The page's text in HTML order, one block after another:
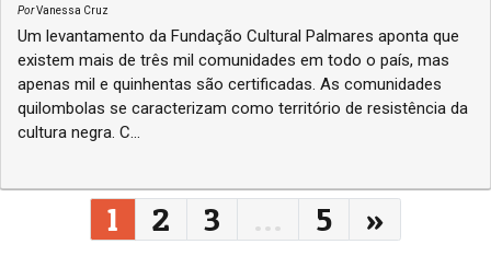
PorVanessa Cruz
Um levantamento da Fundação Cultural Palmares aponta que
existem mais de três mil comunidades em todo o país, mas
apenas mil e quinhentas são certificadas. As comunidades
quilombolas se caracterizam como território de resistência da
cultura negra. C...
Navegação entre posts
1 2 3 … 5 »